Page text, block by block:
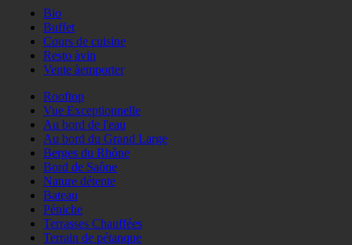
Bio
Buffet
Cours de cuisine
Resto àvin
Vente àemporter
Rooftop
Vue Exceptionnelle
Au bord de l'eau
Au bord du Grand Large
Berges du Rhône
Bord de Saône
Nature détente
Bateau
Péniche
Terrasses Chauffées
Terrain de pétanque